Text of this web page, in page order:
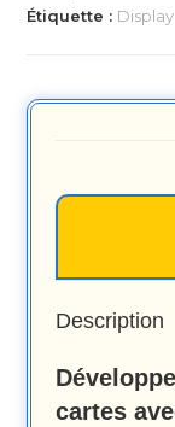
Étiquette : Display
Description
cartes